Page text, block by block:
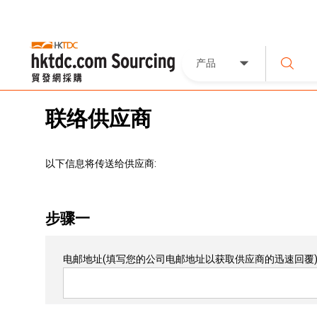
产品
联络供应商
以下信息将传送给供应商:
步骤一
电邮地址(填写您的公司电邮地址以获取供应商的迅速回覆)